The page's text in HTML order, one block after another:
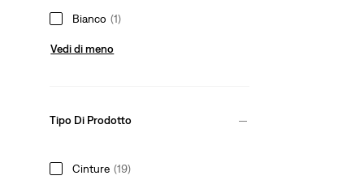
Bianco (1)
Vedi di meno
Tipo Di Prodotto
Cinture (19)